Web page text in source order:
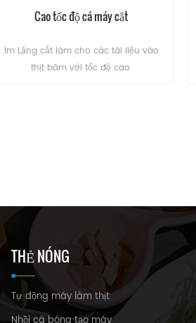
Cao tốc độ cá máy cắt
Im Lặng cắt làm cho các tài liệu vào
thịt băm với tốc độ cao.
THẺ NÓNG
Tự động máy làm thịt